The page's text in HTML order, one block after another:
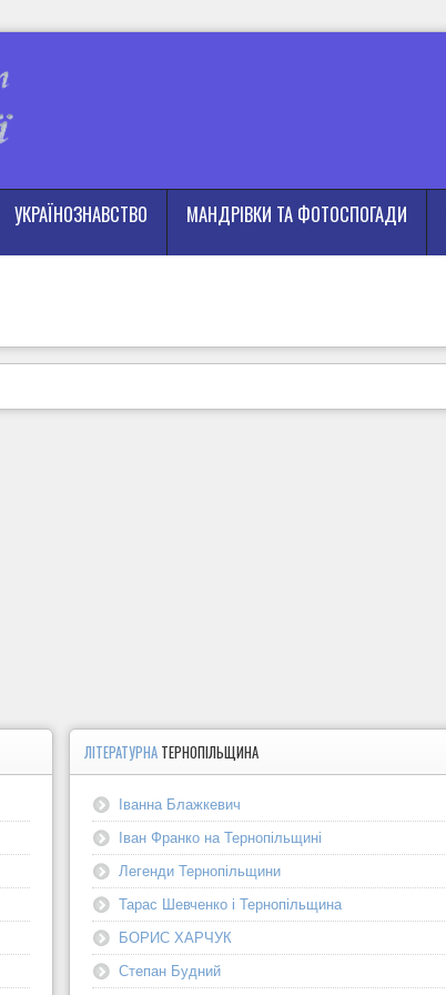
УКРАЇНОЗНАВСТВО МАНДРІВКИ ТА ФОТОСПОГАДИ
ЛІТЕРАТУРНА ТЕРНОПІЛЬЩИНА
Іванна Блажкевич
Іван Франко на Тернопільщині
Легенди Тернопільщини
Тарас Шевченко і Тернопільщина
БОРИС ХАРЧУК
Степан Будний